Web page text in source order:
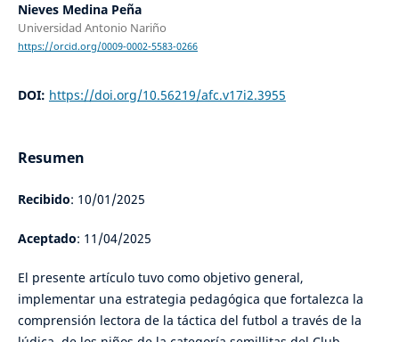
Nieves Medina Peña
Universidad Antonio Nariño
https://orcid.org/0009-0002-5583-0266
DOI: https://doi.org/10.56219/afc.v17i2.3955
Resumen
Recibido: 10/01/2025
Aceptado: 11/04/2025
El presente artículo tuvo como objetivo general,
implementar una estrategia pedagógica que fortalezca la
comprensión lectora de la táctica del futbol a través de la